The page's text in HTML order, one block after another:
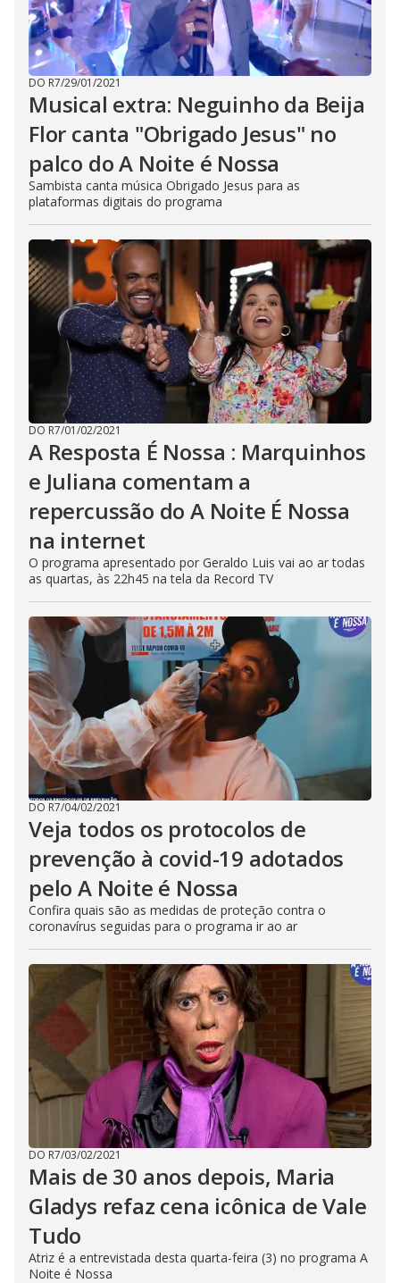
DO R7/29/01/2021
Musical extra: Neguinho da Beija
Flor canta "Obrigado Jesus" no
palco do A Noite é Nossa
Sambista canta música Obrigado Jesus para as
plataformas digitais do programa
DO R7/01/02/2021
A Resposta É Nossa : Marquinhos
e Juliana comentam a
repercussão do A Noite É Nossa
na internet
O programa apresentado por Geraldo Luis vai ao ar todas
as quartas, às 22h45 na tela da Record TV
DO R7/04/02/2021
Veja todos os protocolos de
prevenção à covid-19 adotados
pelo A Noite é Nossa
Confira quais são as medidas de proteção contra o
coronavírus seguidas para o programa ir ao ar
DO R7/03/02/2021
Mais de 30 anos depois, Maria
Gladys refaz cena icônica de Vale
Tudo
Atriz é a entrevistada desta quarta-feira (3) no programa A
Noite é Nossa